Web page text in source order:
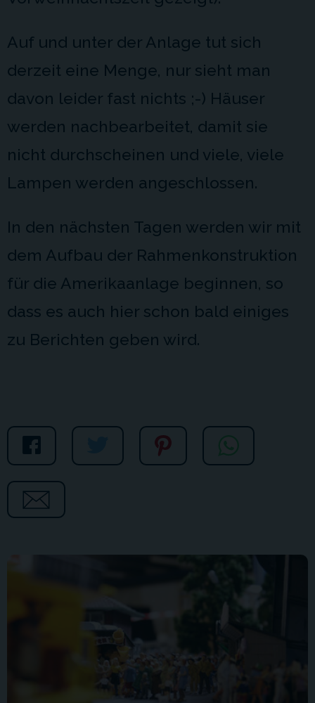
Auf und unter der Anlage tut sich
derzeit eine Menge, nur sieht man
davon leider fast nichts ;-) Häuser
werden nachbearbeitet, damit sie
nicht durchscheinen und viele, viele
Lampen werden angeschlossen.
In den nächsten Tagen werden wir mit
dem Aufbau der Rahmenkonstruktion
für die Amerikaanlage beginnen, so
dass es auch hier schon bald einiges
zu Berichten geben wird.